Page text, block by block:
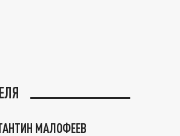
МАЛОФЕЕВ